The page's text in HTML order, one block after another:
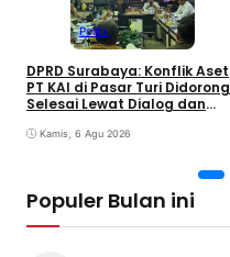
Politik
DPRD Surabaya: Konflik Aset
PT KAI di Pasar Turi Didorong
Selesai Lewat Dialog dan
Kamis, 6 Agu 2026
Populer Bulan ini